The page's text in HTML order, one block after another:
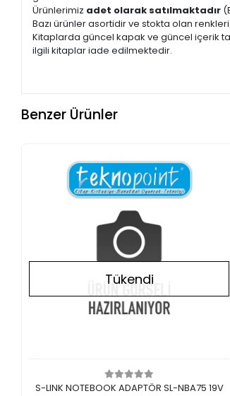
Ürünlerimiz adet olarak satılmaktadır
Bazı ürünler asortidir ve stokta olan
Kitaplarda güncel kapak ve güncel içerik
ilgili kitaplar iade edilmektedir.
Benzer Ürünler
Stokta Yok
Tükendi
S-LINK NOTEBOOK ADAPTÖR SL-NBA75 19V